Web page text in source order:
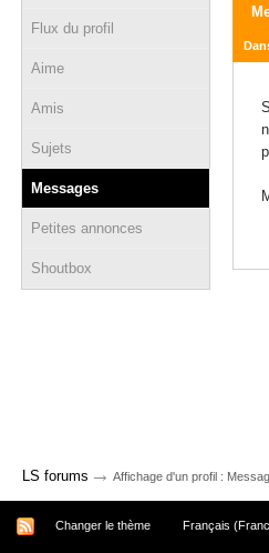
Flux du profil
Aime
Amis
Sujets
Messages
Petites annonces
Shoutbox
LS forums → Affichage d'un profil :
Changer le thème Français